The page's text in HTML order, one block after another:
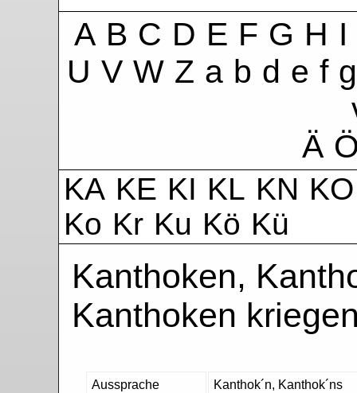
A B C D E F G H I
U V W Z a b d e f g
Ä
KA KE KI KL KN KO
Ko Kr Ku Kö Kü
Kanthoken,
Kanthoken
Aussprache Kanthok´n, Kanthok´ns